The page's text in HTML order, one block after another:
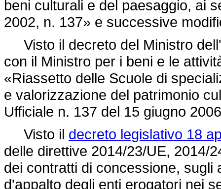
beni culturali e del paesaggio, ai
2002, n. 137» e successive
Visto il decreto del Ministro
con il Ministro per i beni e le
«Riassetto delle Scuole di
e valorizzazione del patrimonio
Ufficiale n. 137 del 15 giugno
Visto il decreto legislativo 18
delle direttive 2014/23/UE, 2014/
dei contratti di concessione, sugli
d'appalto degli enti erogatori nei